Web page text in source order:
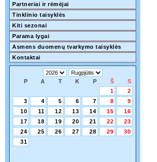
Partneriai ir rėmėjai
Tinklinio taisyklės
Kiti sezonai
Parama lygai
Asmens duomenų tvarkymo taisyklės
Kontaktai
P A T K P Š
S
1
2
3
4 5 6 7 8
9
10
11 12 13 14 15
16
17
18 19 20 21 22
23
24
25 26 27 28 29
30
31